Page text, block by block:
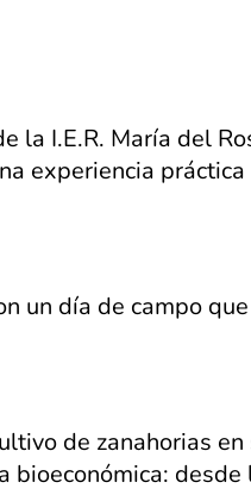
la I.E.R. María del
experiencia
un día de campo
de zanahorias
bioeconómica: